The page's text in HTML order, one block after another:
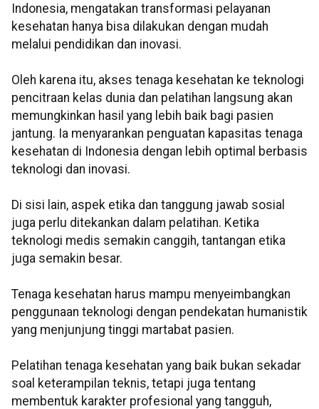
Indonesia, mengatakan transformasi pelayanan
kesehatan hanya bisa dilakukan dengan mudah
melalui pendidikan dan inovasi.
Oleh karena itu, akses tenaga kesehatan ke teknologi
pencitraan kelas dunia dan pelatihan langsung akan
memungkinkan hasil yang lebih baik bagi pasien
jantung. Ia menyarankan penguatan kapasitas tenaga
kesehatan di Indonesia dengan lebih optimal berbasis
teknologi dan inovasi.
Di sisi lain, aspek etika dan tanggung jawab sosial
juga perlu ditekankan dalam pelatihan. Ketika
teknologi medis semakin canggih, tantangan etika
juga semakin besar.
Tenaga kesehatan harus mampu menyeimbangkan
penggunaan teknologi dengan pendekatan humanistik
yang menjunjung tinggi martabat pasien.
Pelatihan tenaga kesehatan yang baik bukan sekadar
soal keterampilan teknis, tetapi juga tentang
membentuk karakter profesional yang tangguh,